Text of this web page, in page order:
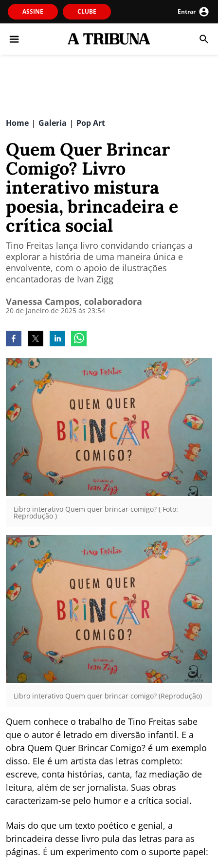
ASSINE CLUBE Entrar
Home | Galeria | Pop Art
Quem Quer Brincar
Comigo? Livro
interativo mistura
poesia, brincadeira e
crítica social
Tino Freitas lança livro convidando crianças a
explorar a história de uma maneira única e
envolvente, com o apoio de ilustrações
encantadoras de Ivan Zigg
Vanessa Campos, colaboradora
20 de janeiro de 2025 às 23:54
Libro interativo Quem quer brincar comigo? ( Foto:
Reprodução )
Libro interativo Quem quer brincar comigo? (Reprodução)
Quem conhece o trabalho de Tino Freitas sabe
que o autor é letrado em diversão infantil. E a
obra Quem Quer Brincar Comigo? é um exemplo
disso. Ele é um artista das letras completo:
escreve, conta histórias, canta, faz mediação de
leitura, além de ser jornalista. Suas obras
caracterizam-se pelo humor e a crítica social.
Mais do que um texto poético e genial, a
brincadeira desse livro pula das letras para as
páginas. É um experimento com o suporte papel: